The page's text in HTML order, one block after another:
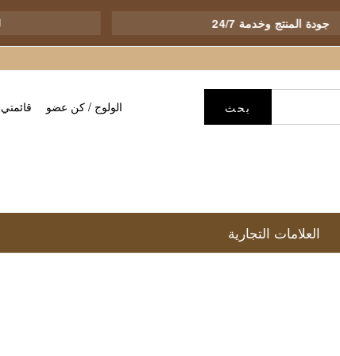
جودة المنتج وخدمة 24/7
بحث الولوج / كن عضو
العلامات التجارية